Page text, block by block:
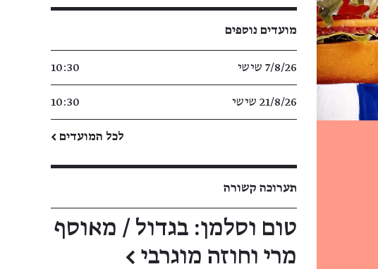
מועדים נוספים
7/8/26 שישי 10:30
21/8/26 שישי 10:30
לכל המועדים ←
תערוכה קשורה
טום וסלמן: בגדול / מאוסף
מרי וחוזה מוגרבי←